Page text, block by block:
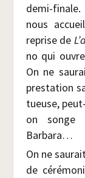
demi-
nous
reprise de
no qui
On ne
pres­ta­tion
tueuse,
on songe
Barbara…
On ne
de